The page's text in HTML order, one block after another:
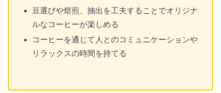
豆選びや焙煎、抽出を工夫することでオリジナ
ルなコーヒーが楽しめる
コーヒーを通じて人とのコミュニケーションや
リラックスの時間を持てる